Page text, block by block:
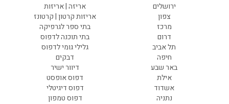
אריזה | אריזות
אריזות קרטון | קרטונז
בתי ספר לגרפיקה
בתי תוכנה לדפוס
גלילי גומי לדפוס
דבקים
דיוור ישיר
דפוס אופסט
דפוס דיגיטלי
דפוס טמפון
ירושלים
צפון
מרכז
דרום
תל אביב
חיפה
באר שבע
אילת
אשדוד
נתניה